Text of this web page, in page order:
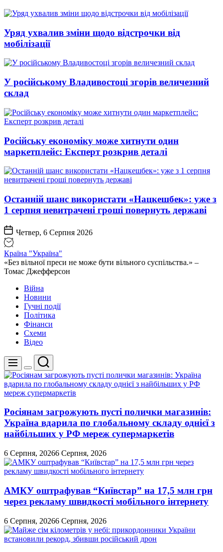
Уряд ухвалив зміни щодо відстрочки від
мобілізації
У російському Владивостоці згорів величезний
склад
Російську економіку може хитнути один
маркетплейс: Експерт розкрив деталі
Останній шанс використати «Нацкешбек»: уже з
1 серпня невитрачені гроші повернуть державі
Четвер, 6 Серпня 2026
Країна "Україна"
«Без вільної преси не може бути вільного суспільства.» –
Томас Джефферсон
Війна
Новини
Гучні події
Політика
Фінанси
Схеми
Відео
Меню
Перемикач
кольорового
режиму
Пошук
Росіянам загрожують пусті полички магазинів:
Україна вдарила по глобальному складу однієї з
найбільших у РФ мереж супермаркетів
6 Серпня, 20266 Серпня, 2026
АМКУ оштрафував “Київстар” на 17,5 млн грн
через рекламу швидкості мобільного інтернету
6 Серпня, 20266 Серпня, 2026